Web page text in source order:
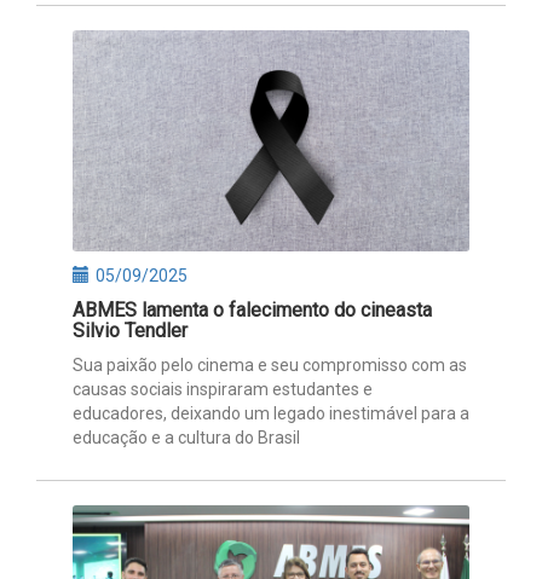
05/09/2025
ABMES lamenta o falecimento do cineasta
Silvio Tendler
Sua paixão pelo cinema e seu compromisso com as
causas sociais inspiraram estudantes e
educadores, deixando um legado inestimável para a
educação e a cultura do Brasil